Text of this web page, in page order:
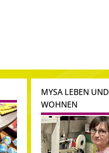
MYSA LEBEN UND
WOHNEN